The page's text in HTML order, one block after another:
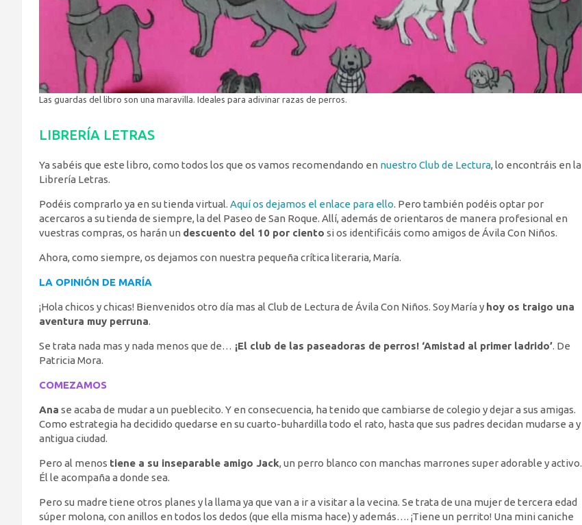
Las guardas del libro son una maravilla. Ideales para adivinar razas de perros.
LIBRERÍA LETRAS
Ya sabéis que este libro, como todos los que os vamos recomendando en nuestro Club de Lectura, lo encontráis en la
Librería Letras.
Podéis comprarlo ya en su tienda virtual. Aquí os dejamos el enlace para ello. Pero también podéis optar por
acercaros a su tienda de siempre, la del Paseo de San Roque. Allí, además de orientaros de manera profesional en
vuestras compras, os harán un descuento del 10 por ciento si os identificáis como amigos de Ávila Con Niños.
Ahora, como siempre, os dejamos con nuestra pequeña crítica literaria, María.
LA OPINIÓN DE MARÍA
¡Hola chicos y chicas! Bienvenidos otro día mas al Club de Lectura de Ávila Con Niños. Soy María y hoy os traigo una
aventura muy perruna.
Se trata nada mas y nada menos que de… ¡El club de las paseadoras de perros! ‘Amistad al primer ladrido’. De
Patricia Mora.
COMEZAMOS
Ana se acaba de mudar a un pueblecito. Y en consecuencia, ha tenido que cambiarse de colegio y dejar a sus amigas.
Como estrategia ha decidido quedarse en su cuarto-buhardilla todo el rato, hasta que sus padres decidan mudarse a y
antigua ciudad.
Pero al menos tiene a su inseparable amigo Jack, un perro blanco con manchas marrones super adorable y activo.
Él le acompaña a donde sea.
Pero su madre tiene otros planes y la llama ya que van a ir a visitar a la vecina. Se trata de una mujer de tercera edad
súper molona, con anillos en todos los dedos (que ella misma hace) y además…. ¡Tiene un perrito! Una mini caniche